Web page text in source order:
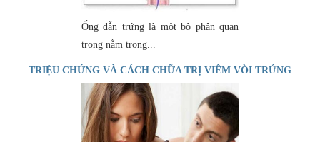
Ống dẫn trứng là một bộ phận quan
trọng nằm trong...
TRIỆU CHỨNG VÀ CÁCH CHỮA TRỊ VIÊM VÒI TRỨNG